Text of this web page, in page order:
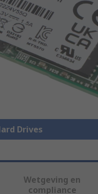
Drives
Wetgeving en
compliance